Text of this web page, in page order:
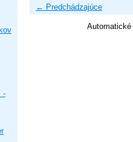
← Predchádzajúce
Automatické
-